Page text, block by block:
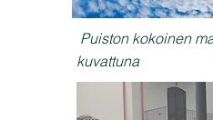
Puiston kokoinen
kuvattuna